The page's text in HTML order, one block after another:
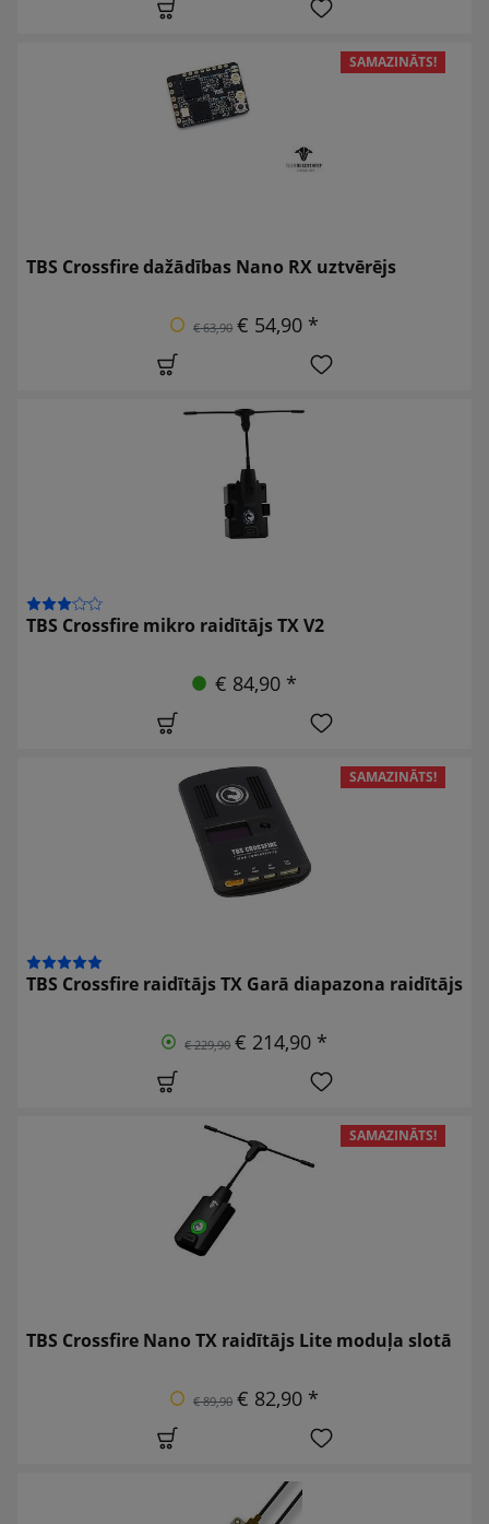
SAMAZINĀTS!
TBS Crossfire dažādības Nano RX uztvērējs
€ 63,90 € 54,90 *
TBS Crossfire mikro raidītājs TX V2
€ 84,90 *
SAMAZINĀTS!
TBS Crossfire raidītājs TX Garā diapazona raidītājs
€ 229,90 € 214,90 *
SAMAZINĀTS!
TBS Crossfire Nano TX raidītājs Lite moduļa slotā
€ 89,90 € 82,90 *